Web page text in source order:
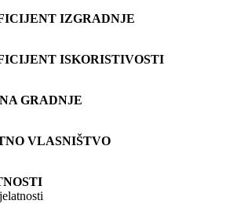
IZGRADNJE
ISKORISTIVOSTI
GRADNJE
VLASNIŠTVO